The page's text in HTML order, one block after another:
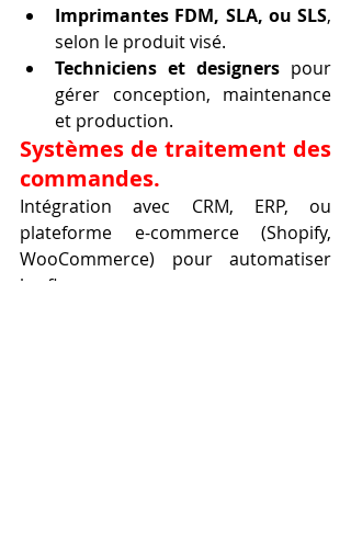
Imprimantes FDM, SLA, ou SLS,
selon le produit visé.
Techniciens et designers pour
gérer conception, maintenance
et production.
Systèmes de traitement des
commandes.
Intégration avec CRM, ERP, ou
plateforme e-commerce (Shopify,
WooCommerce) pour automatiser
les flux.